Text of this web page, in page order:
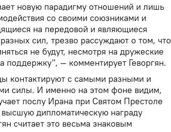
новую парадигму отношений и лишь
со своими союзниками и
на передовой и являющиеся
сил, трезво рассуждают о том, что
не будут, несмотря на дружеские
поддержку", — комментирует Геворгян.
контактируют с самыми разными и
силы. И именно на этом фоне видим,
послу Ирана при Святом Престоле
дипломатическую награду
считает это весьма знаковым